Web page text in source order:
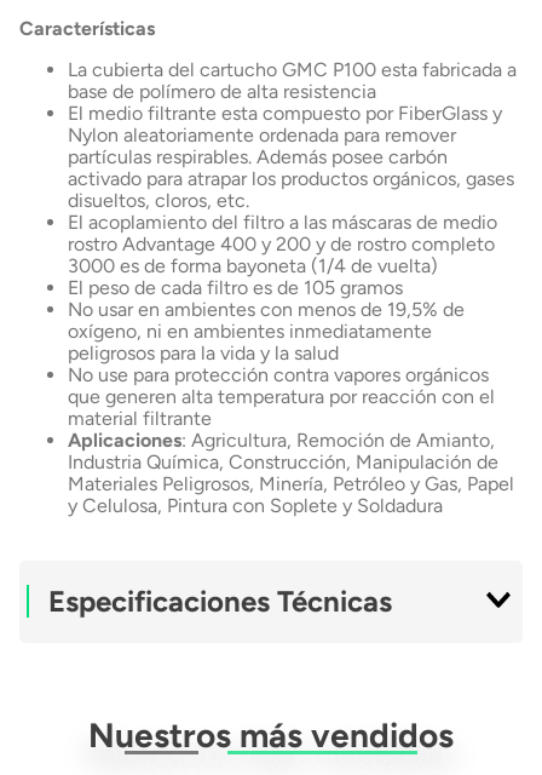
Características
La cubierta del cartucho GMC P100 esta fabricada a
base de polímero de alta resistencia
El medio filtrante esta compuesto por FiberGlass y
Nylon aleatoriamente ordenada para remover
partículas respirables. Además posee carbón
activado para atrapar los productos orgánicos, gases
disueltos, cloros, etc.
El acoplamiento del filtro a las máscaras de medio
rostro Advantage 400 y 200 y de rostro completo
3000 es de forma bayoneta (1/4 de vuelta)
El peso de cada filtro es de 105 gramos
No usar en ambientes con menos de 19,5% de
oxígeno, ni en ambientes inmediatamente
peligrosos para la vida y la salud
No use para protección contra vapores orgánicos
que generen alta temperatura por reacción con el
material filtrante
Aplicaciones: Agricultura, Remoción de Amianto,
Industria Química, Construcción, Manipulación de
Materiales Peligrosos, Minería, Petróleo y Gas, Papel
y Celulosa, Pintura con Soplete y Soldadura
Especificaciones Técnicas
Mantenimiento
Uso En Atomosferas
Nuestros más vendidos